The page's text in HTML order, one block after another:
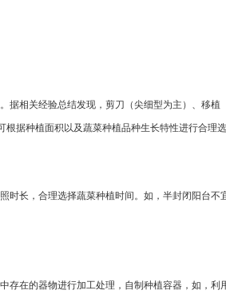
据相关经验总结发现，剪刀 （尖细型为主）、移植
根据种植面积以及蔬菜种植品种生长特性进行合理选
时长，合理选择蔬菜种植时间。如，半封闭阳台不
存在的器物进行加工处理，自制种植容器，如，利